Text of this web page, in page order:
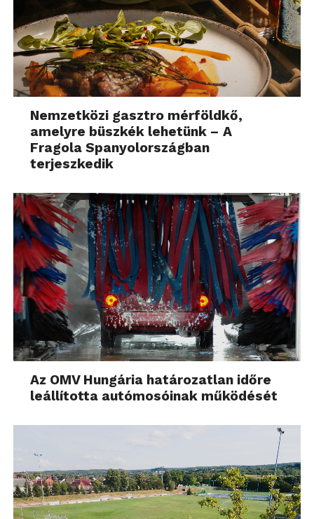
Nemzetközi gasztro mérföldkő,
amelyre büszkék lehetünk – A
Fragola Spanyolországban
terjeszkedik
Az OMV Hungária határozatlan időre
leállította autómosóinak működését